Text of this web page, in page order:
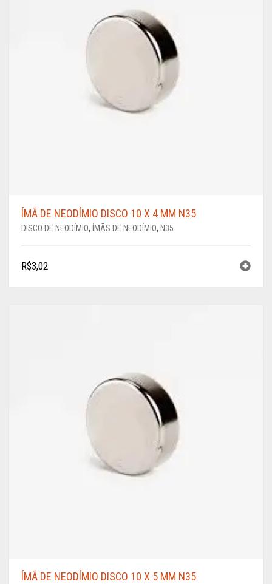
ÍMÃ DE NEODÍMIO DISCO 10 X 4 MM N35
DISCO DE NEODÍMIO, ÍMÃS DE NEODÍMIO, N35
R$3,02
ÍMÃ DE NEODÍMIO DISCO 10 X 5 MM N35